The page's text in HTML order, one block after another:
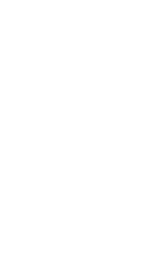
ます
です
あります
す